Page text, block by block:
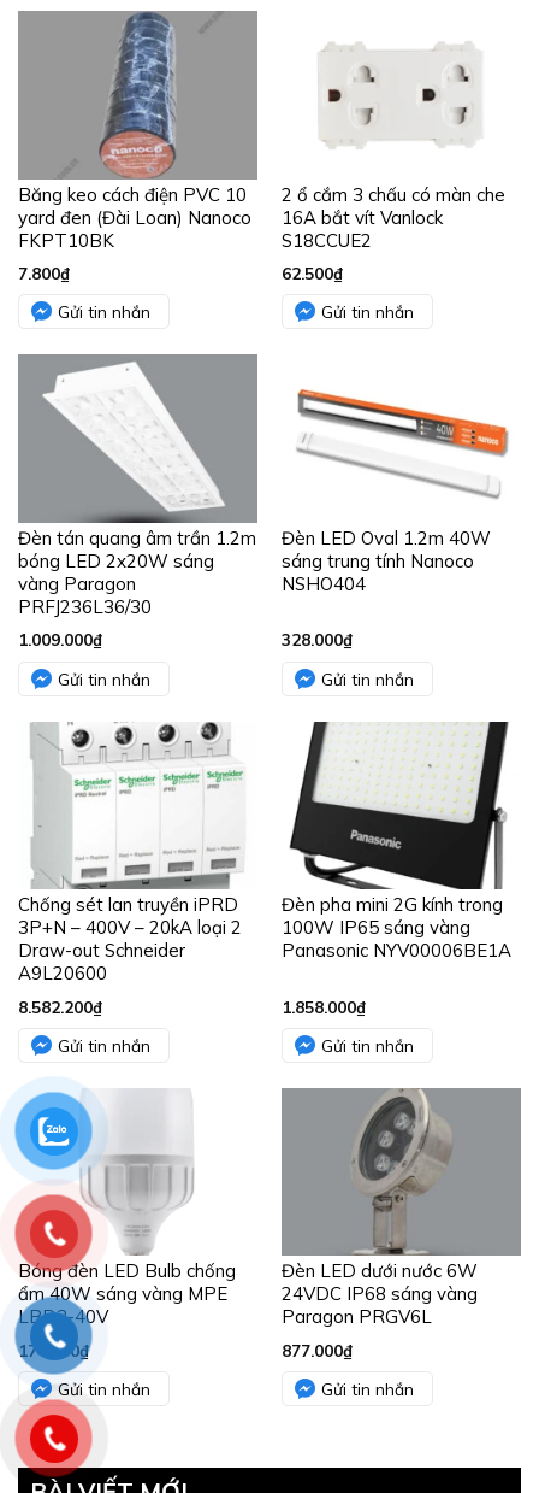
Băng keo cách điện PVC 10
yard đen (Đài Loan) Nanoco
FKPT10BK
7.800₫
Gửi tin nhắn
2 ổ cắm 3 chấu có màn che
16A bắt vít Vanlock
S18CCUE2
62.500₫
Gửi tin nhắn
Đèn tán quang âm trần 1.2m
bóng LED 2x20W sáng
vàng Paragon
PRFJ236L36/30
1.009.000₫
Gửi tin nhắn
Đèn LED Oval 1.2m 40W
sáng trung tính Nanoco
NSHO404
328.000₫
Gửi tin nhắn
Chống sét lan truyền iPRD
3P+N – 400V – 20kA loại 2
Draw-out Schneider
A9L20600
8.582.200₫
Gửi tin nhắn
Đèn pha mini 2G kính trong
100W IP65 sáng vàng
Panasonic NYV00006BE1A
1.858.000₫
Gửi tin nhắn
Bóng đèn LED Bulb chống
ẩm 40W sáng vàng MPE
LBD3-40V
174.200₫
Gửi tin nhắn
Đèn LED dưới nước 6W
24VDC IP68 sáng vàng
Paragon PRGV6L
877.000₫
Gửi tin nhắn